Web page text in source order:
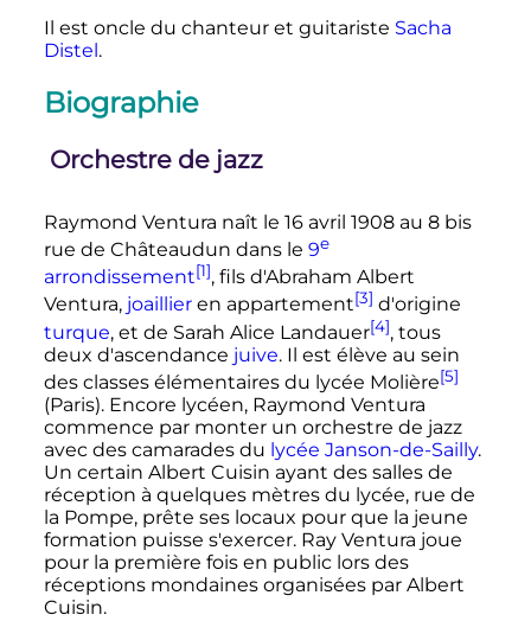
Il est oncle du chanteur et guitariste Sacha
Distel .
Biographie
Orchestre de jazz
Raymond Ventura naît le 16 avril 1908au 8 bis
rue de Châteaudun dans le 9e
arrondissement[1], fils d'Abraham Albert
Ventura, joaillieren appartement[3] d'origine
turque, et de Sarah Alice Landauer[4], tous
deux d'ascendance juive. Il est élève au sein
des classes élémentaires du lycée Molière[5]
(Paris). Encore lycéen, Raymond Ventura
commence par monter un orchestre de jazz
avec des camarades du lycée Janson-de-Sailly.
Un certain Albert Cuisin ayant des salles de
réception à quelques mètres du lycée, rue de
la Pompe, prête ses locaux pour que la jeune
formation puisse s'exercer. Ray Ventura joue
pour la première fois en public lors des
réceptions mondaines organisées par Albert
Cuisin.